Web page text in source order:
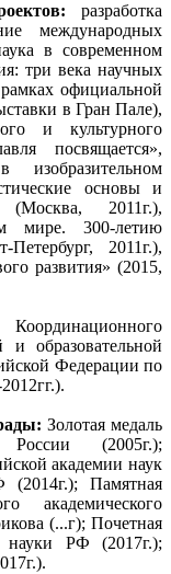
разработка
международных
в современном
три века научных
официальной
в Гран Пале),
и культурного
посвящается»,
основы и
2011г.),
мире. 300-летию
2011г.),
развития» (2015,
образовательной
Федерации по
Золотая медаль
(2005г.);
академии наук
(2014г.); Памятная
академического
(...г); Почетная
науки РФ (2017г.);